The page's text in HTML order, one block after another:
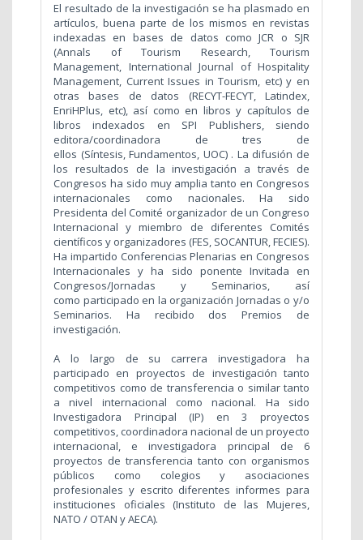
El resultado de la investigación se ha plasmado en
artículos, buena parte de los mismos en revistas
indexadas en bases de datos como JCR o SJR
(Annals of Tourism Research, Tourism
Management, International Journal of Hospitality
Management, Current Issues in Tourism, etc) y en
otras bases de datos (RECYT-FECYT, Latindex,
EnriHPlus, etc), así como en libros y capítulos de
libros indexados en SPI Publishers, siendo
editora/coordinadora de tres de
ellos (Síntesis, Fundamentos, UOC) . La difusión de
los resultados de la investigación a través de
Congresos ha sido muy amplia tanto en Congresos
internacionales como nacionales. Ha sido
Presidenta del Comité organizador de un Congreso
Internacional y miembro de diferentes Comités
científicos y organizadores (FES, SOCANTUR, FECIES).
Ha impartido Conferencias Plenarias en Congresos
Internacionales y ha sido ponente Invitada en
Congresos/Jornadas y Seminarios, así
como participado en la organización Jornadas o y/o
Seminarios. Ha recibido dos Premios de
investigación.
A lo largo de su carrera investigadora ha
participado en proyectos de investigación tanto
competitivos como de transferencia o similar tanto
a nivel internacional como nacional. Ha sido
Investigadora Principal (IP) en 3 proyectos
competitivos, coordinadora nacional de un proyecto
internacional, e investigadora principal de 6
proyectos de transferencia tanto con organismos
públicos como colegios y asociaciones
profesionales y escrito diferentes informes para
instituciones oficiales (Instituto de las Mujeres,
NATO / OTAN y AECA).